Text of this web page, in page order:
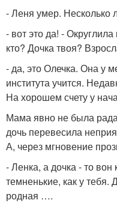
- Леня умер. Несколько
- вот это да! -
кто? Дочка твоя?
- да, это Олечка. Она у
института учится.
На хорошем счету у
Мама явно не была рада
дочь перевесила
А, через мгновение
- Ленка, а дочка - то
темненькие, как у
родная ….